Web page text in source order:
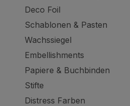
Deco Foil
Schablonen & Pasten
Wachssiegel
Embellishments
Papiere & Buchbinden
Stifte
Distress Farben